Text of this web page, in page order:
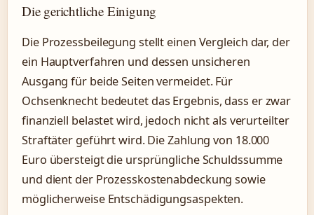
Die gerichtliche Einigung
Die Prozessbeilegung stellt einen Vergleich dar, der
ein Hauptverfahren und dessen unsicheren
Ausgang für beide Seiten vermeidet. Für
Ochsenknecht bedeutet das Ergebnis, dass er zwar
finanziell belastet wird, jedoch nicht als verurteilter
Straftäter geführt wird. Die Zahlung von 18.000
Euro übersteigt die ursprüngliche Schuldssumme
und dient der Prozesskostenabdeckung sowie
möglicherweise Entschädigungsaspekten.